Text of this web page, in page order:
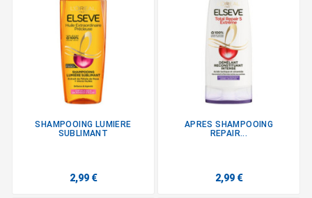
SHAMPOOING LUMIERE
SUBLIMANT
2,99 €
APRES SHAMPOOING
REPAIR...
2,99 €